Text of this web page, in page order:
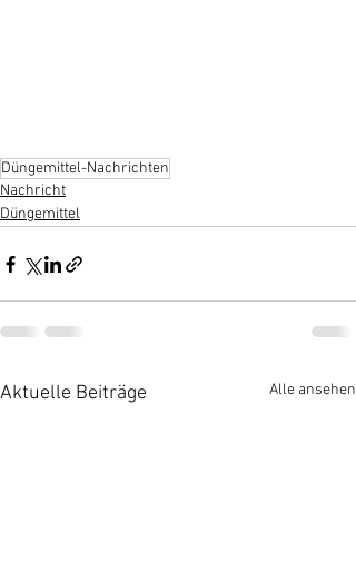
Düngemittel-Nachrichten
Nachricht
Düngemittel
Aktuelle Beiträge Alle ansehen